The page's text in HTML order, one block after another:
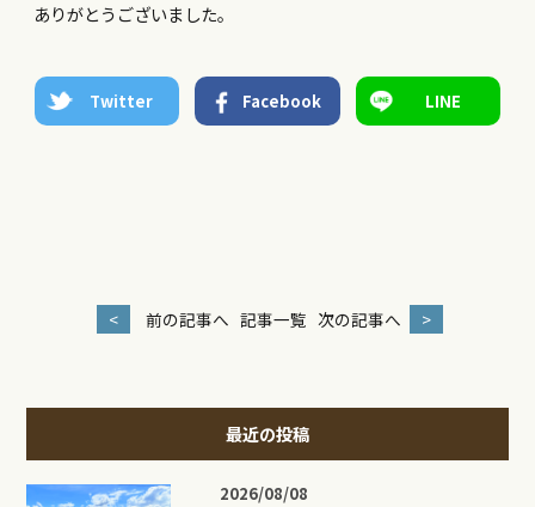
ありがとうございました。
Twitter Facebook LINE
< 前の記事へ 記事一覧 次の記事へ >
最近の投稿
2026/08/08